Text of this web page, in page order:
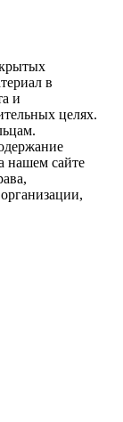
в
и
целях.
нашем сайте